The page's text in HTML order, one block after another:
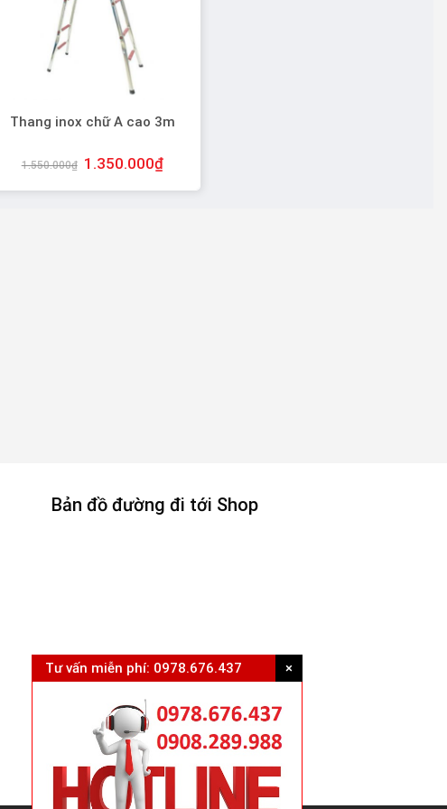
Thang inox chữ A cao 3m
1.550.000₫ 1.350.000₫
Bản đồ đường đi tới Shop
Tư vấn miễn phí: 0978.676.437 ×